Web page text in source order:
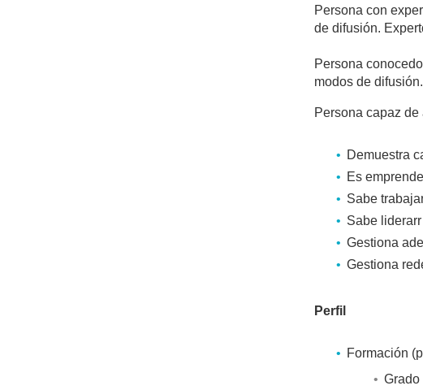
Persona con
de difusión.
Persona
modos de difusión.
Persona capaz
Demuestra
Es
Sabe
Sabe
Gestiona
Gestiona
Perfil
Formación
Grado